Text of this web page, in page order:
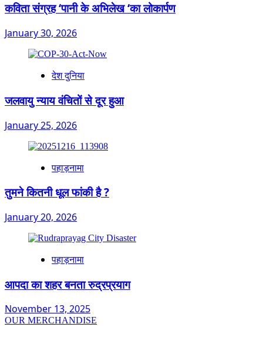
कविता संग्रह ‘पानी के अभिलेख ‘का लोकार्पण
January 30, 2026
देश दुनिया
जलवायु न्याय वंचितों से दूर हुआ
January 25, 2026
पहाड़नामा
तुमने कितनी धूल फांकी है ?
January 20, 2026
पहाड़नामा
आपदा का शहर बनता रुद्रप्रयाग
November 13, 2025
OUR MERCHANDISE